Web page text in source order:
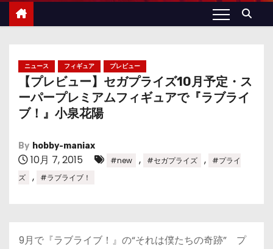
ニュース フィギュア プレビュー
【プレビュー】セガプライズ10月予定・ス
ーパープレミアムフィギュアで『ラブライ
ブ！』小泉花陽
By hobby-maniax
10月 7, 2015 #new , #セガプライズ ,
#プライ
ズ
, #ラブライブ！
9月で『ラブライブ！』の“それは僕たちの奇跡” プ